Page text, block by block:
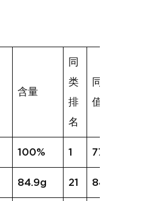
含量
同
类
排
名
同类均
值
100% 1 77%
84.9g 21 84.1g